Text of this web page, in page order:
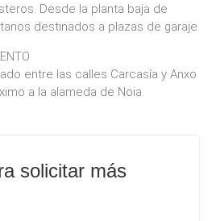
Desde la planta baja de
destinados a plazas de garaje.
entre las calles Carcasía y Anxo
a la alameda de Noia.
solicitar más